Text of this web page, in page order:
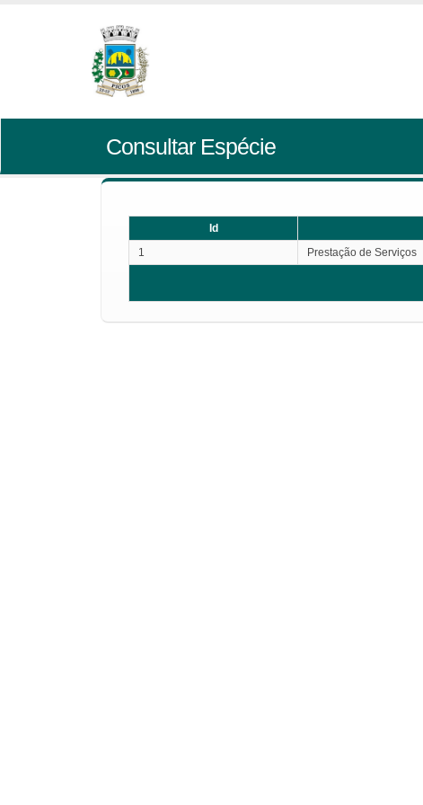
Consultar Espécie
Id
1
Prestação de Serviços